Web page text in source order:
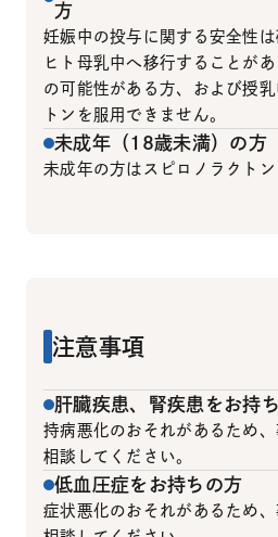
方
妊娠中の投与に関する安全性
ヒト母乳中へ移行することが
の可能性がある方、および授
トンを服用できません。
未成年（18歳未満）の方
未成年の方はスピロノラクトン
注意事項
肝臓疾患、腎疾患をお持
持病悪化のおそれがあるため
相談してください。
低血圧症をお持ちの方
症状悪化のおそれがあるため